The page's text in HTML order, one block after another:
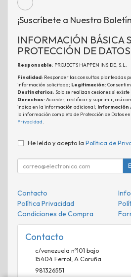
¡Suscríbete a Nuestro
INFORMACIÓN BÁSICA
PROTECCIÓN DE DATOS
Responsable: PROJECTS HAPPEN INSIDE, S.L.
Finalidad: Responder las consultas planteadas
información solicitada; Legitimación:
Destinatarios: Solo se realizan cesiones si
Derechos: Acceder, rectificar y suprimir, así
indica en la información adicional; Información
la información completa de Protección de Datos
Privacidad.
He leído y acepto la Política de
Contacto
Política Privacidad
Condiciones de Compra
Contacto
c/venezuela nº101 bajo
15404Ferrol A Coruña
981326551